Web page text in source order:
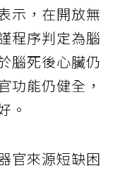
示，在開放無
程序判定為腦
腦死後心臟仍
功能仍健全，
。
官來源短缺困